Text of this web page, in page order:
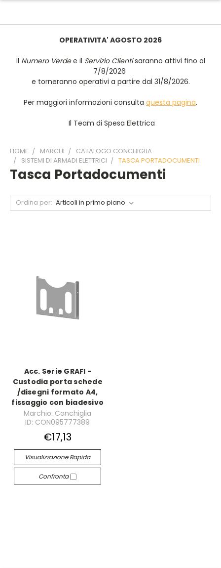
OPERATIVITA' AGOSTO 2026
Il Numero Verdee il Servizio Clientisaranno attivi fino al
7/8/2026
e torneranno operativi a partire dal 31/8/2026.
Per maggiori informazioni consulta questa pagina.
Il Team di Spesa Elettrica
HOME MARCHI
CATALOGO CONCHIGLIA
SISTEMI DI ARMADI ELETTRICI
TASCA PORTADOCUMENTI
Tasca Portadocumenti
Ordina per:
Acc. Serie GRAFI -
Custodia porta schede
/disegni formato A4,
fissaggio con biadesivo
Marchio: Conchiglia
ID: CON095777389
€17,13
Visualizzazione Rapida
Confronta